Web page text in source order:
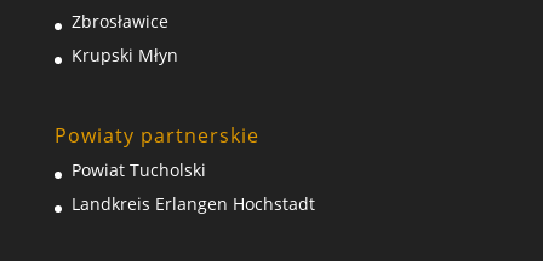
Zbrosławice
Krupski Młyn
Powiaty partnerskie
Powiat Tucholski
Landkreis Erlangen Hochstadt